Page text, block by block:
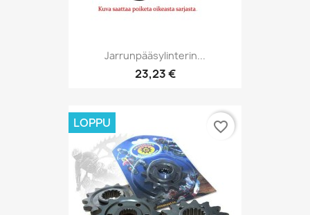
Jarrunpääsylinterin...
23,23 €
LOPPU favorite_border